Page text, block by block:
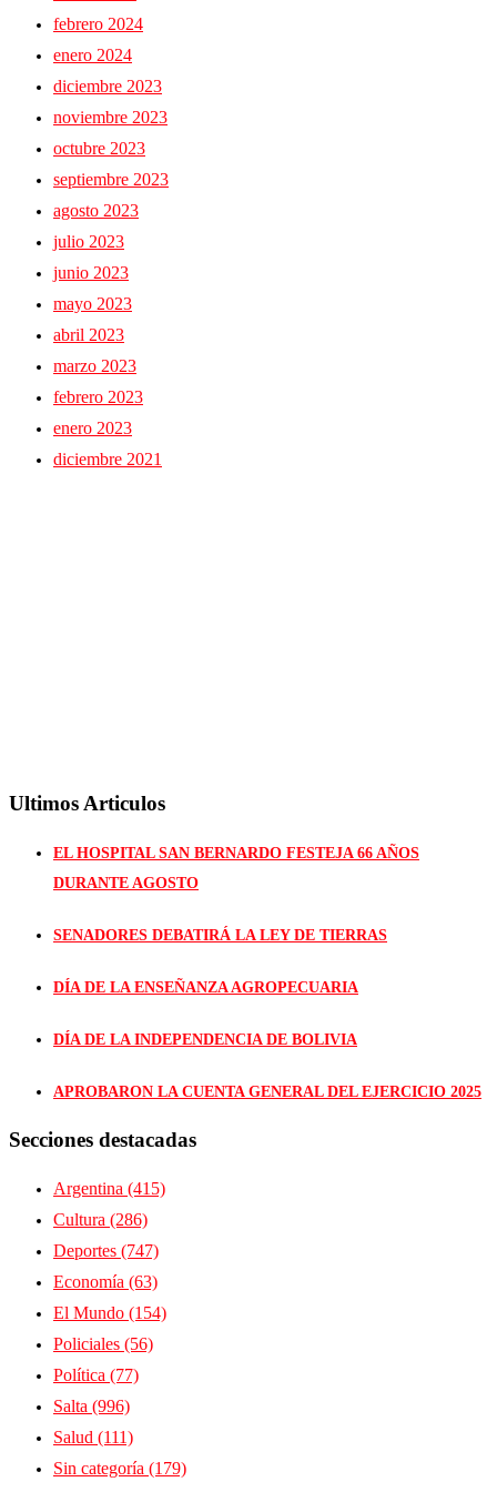
febrero 2024
enero 2024
diciembre 2023
noviembre 2023
octubre 2023
septiembre 2023
agosto 2023
julio 2023
junio 2023
mayo 2023
abril 2023
marzo 2023
febrero 2023
enero 2023
diciembre 2021
Ultimos Articulos
EL HOSPITAL SAN BERNARDO FESTEJA 66 AÑOS
DURANTE AGOSTO
SENADORES DEBATIRÁ LA LEY DE TIERRAS
DÍA DE LA ENSEÑANZA AGROPECUARIA
DÍA DE LA INDEPENDENCIA DE BOLIVIA
APROBARON LA CUENTA GENERAL DEL EJERCICIO 2025
Secciones destacadas
Argentina (415)
Cultura (286)
Deportes (747)
Economía (63)
El Mundo (154)
Policiales (56)
Política (77)
Salta (996)
Salud (111)
Sin categoría (179)